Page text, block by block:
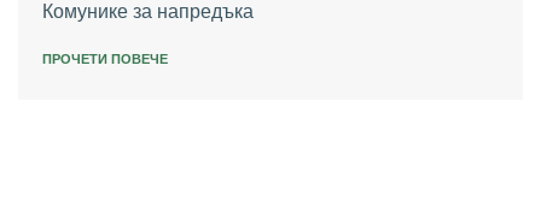
Комунике за напредъка
ПРОЧЕТИ ПОВЕЧЕ